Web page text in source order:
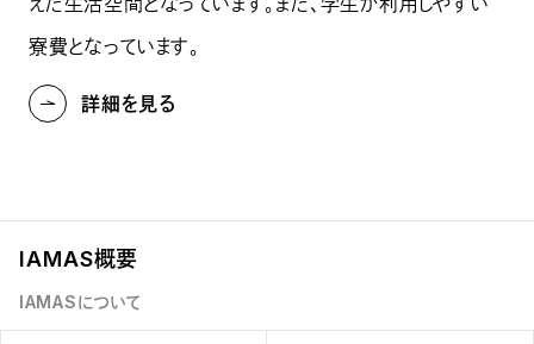
寮費となっています。
詳細を見る
IAMAS概要
IAMASについて